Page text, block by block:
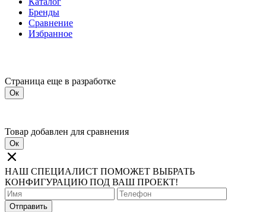
Бренды
Сравнение
Избранное
Страница еще в разработке
Ок
Товар добавлен для сравнения
Ок
НАШ СПЕЦИАЛИСТ ПОМОЖЕТ ВЫБРАТЬ
КОНФИГУРАЦИЮ ПОД ВАШ ПРОЕКТ!
Отправить